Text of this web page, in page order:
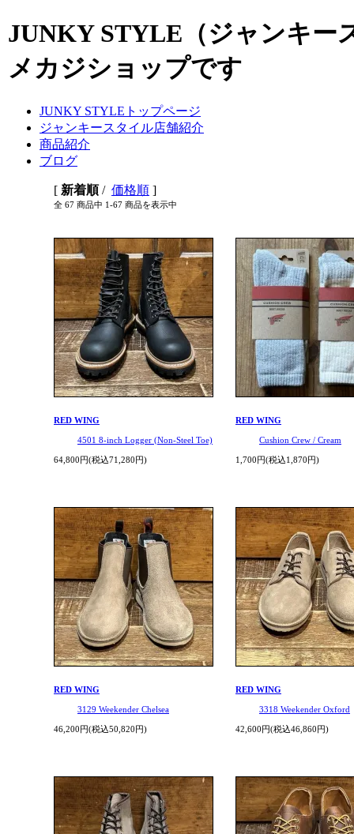
JUNKY STYLE（ジャンキー
メカジショップです
JUNKY STYLEトップページ
ジャンキースタイル店舗紹介
商品紹介
ブログ
[ 新着順/ 価格順 ]
全 67 商品中 1-67 商品を表示中
RED WING
4501 8-inch Logger (Non-Steel Toe)
64,800円(税込71,280円)
RED WING
Cushion Crew / Cream
1,700円(税込1,870円)
RED WING
3129 Weekender Chelsea
46,200円(税込50,820円)
RED WING
3318 Weekender Oxford
42,600円(税込46,860円)